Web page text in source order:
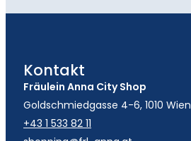
Kontakt
Fräulein Anna City Shop
Goldschmiedgasse 4-6, 1010 Wien
+43 1 533 82 11